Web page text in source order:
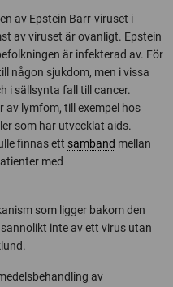
av Epstein Barr-viruset i
av viruset är ovanligt. Epstein
är infekterad av. För
någon sjukdom, men i vissa
i sällsynta fall till cancer.
av lymfom, till exempel hos
som har utvecklat aids.
finnas ett samband mellan
med
som ligger bakom den
inte av ett virus utan
av